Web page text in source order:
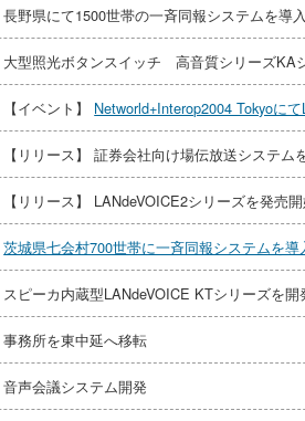
長野県にて1500世帯の一斉同報システムを導
大型照光ボタンスイッチ 高音質シリーズKA
【イベント】 Networld+Interop2004 Tokyoに
【リリース】 証券会社向け場伝放送システム
【リリース】 LANdeVOICE2シリーズを発売
茨城県七会村700世帯に一斉同報システムを導
スピーカ内蔵型LANdeVOICE KTシリーズを開
事務所を東中延へ移転
音声会議システム開発